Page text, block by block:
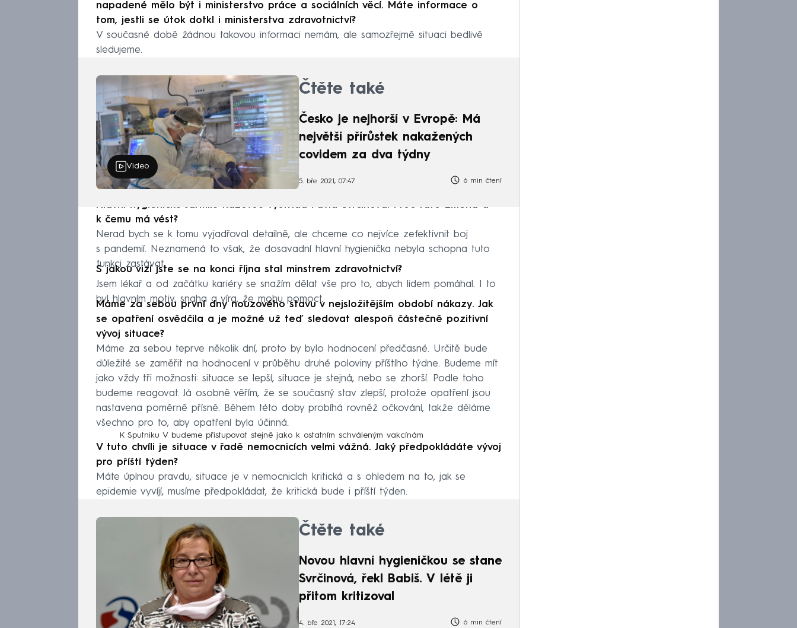
napadené mělo být i ministerstvo práce a sociálních věcí. Máte informace o
tom, jestli se útok dotkl i ministerstva zdravotnictví?
V současné době žádnou takovou informaci nemám, ale samozřejmě situaci bedlivě
sledujeme.
Video
Čtěte také
Česko je nejhorší v Evropě: Má
největší přírůstek nakažených
covidem za dva týdny
5. bře 2021, 07:47 6 min čtení
Hlavní hygieničku Jarmilu Rážovou vystřídá Pavla Svrčinová. Proč tato změna a
k čemu má vést?
Nerad bych se k tomu vyjadřoval detailně, ale chceme co nejvíce zefektivnit boj
s pandemií. Neznamená to však, že dosavadní hlavní hygienička nebyla schopna tuto
funkci zastávat.
S jakou vizí jste se na konci října stal minstrem zdravotnictví?
Jsem lékař a od začátku kariéry se snažím dělat vše pro to, abych lidem pomáhal. I to
byl hlavním motiv, snaha a víra, že mohu pomoct.
Máme za sebou první dny nouzového stavu v nejsložitějším období nákazy. Jak
se opatření osvědčila a je možné už teď sledovat alespoň částečně pozitivní
vývoj situace?
Máme za sebou teprve několik dní, proto by bylo hodnocení předčasné. Určitě bude
důležité se zaměřit na hodnocení v průběhu druhé poloviny příštího týdne. Budeme mít
jako vždy tři možnosti: situace se lepší, situace je stejná, nebo se zhorší. Podle toho
budeme reagovat. Já osobně věřím, že se současný stav zlepší, protože opatření jsou
nastavena poměrně přísně. Během této doby probíhá rovněž očkování, takže děláme
všechno pro to, aby opatření byla účinná.
K Sputniku V budeme přistupovat stejně jako k ostatním schváleným vakcínám
V tuto chvíli je situace v řadě nemocnicích velmi vážná. Jaký předpokládáte vývoj
pro příští týden?
Máte úplnou pravdu, situace je v nemocnicích kritická a s ohledem na to, jak se
epidemie vyvíjí, musíme předpokládat, že kritická bude i příští týden.
Čtěte také
Novou hlavní hygieničkou se stane
Svrčinová, řekl Babiš. V létě ji
přitom kritizoval
4. bře 2021, 17:24 6 min čtení